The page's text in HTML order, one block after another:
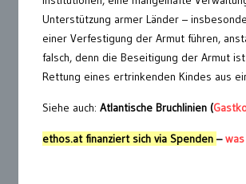
Unterstützung armer Länder –
einer Verfestigung der Armut führen,
falsch, denn die Beseitigung der Armut
Rettung eines ertrinkenden Kindes aus
Siehe auch: Atlantische Bruchlinien (
ethos.at finanziert sich via Spenden –was